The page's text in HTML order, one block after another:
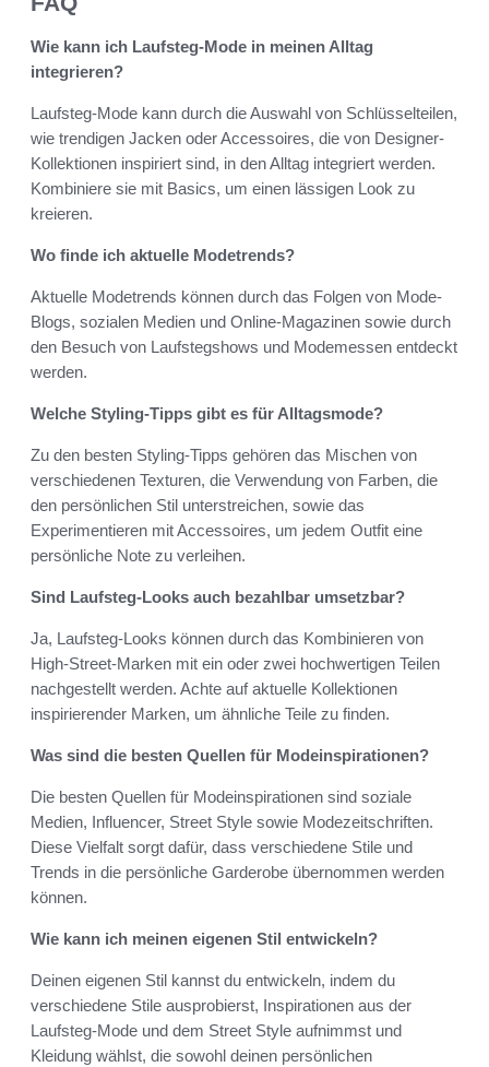
Wie kann ich Laufsteg-Mode in meinen Alltag
integrieren?
Laufsteg-Mode kann durch die Auswahl von Schlüsselteilen,
wie trendigen Jacken oder Accessoires, die von Designer-
Kollektionen inspiriert sind, in den Alltag integriert werden.
Kombiniere sie mit Basics, um einen lässigen Look zu
kreieren.
Wo finde ich aktuelle Modetrends?
Aktuelle Modetrends können durch das Folgen von Mode-
Blogs, sozialen Medien und Online-Magazinen sowie durch
den Besuch von Laufstegshows und Modemessen entdeckt
werden.
Welche Styling-Tipps gibt es für Alltagsmode?
Zu den besten Styling-Tipps gehören das Mischen von
verschiedenen Texturen, die Verwendung von Farben, die
den persönlichen Stil unterstreichen, sowie das
Experimentieren mit Accessoires, um jedem Outfit eine
persönliche Note zu verleihen.
Sind Laufsteg-Looks auch bezahlbar umsetzbar?
Ja, Laufsteg-Looks können durch das Kombinieren von
High-Street-Marken mit ein oder zwei hochwertigen Teilen
nachgestellt werden. Achte auf aktuelle Kollektionen
inspirierender Marken, um ähnliche Teile zu finden.
Was sind die besten Quellen für Modeinspirationen?
Die besten Quellen für Modeinspirationen sind soziale
Medien, Influencer, Street Style sowie Modezeitschriften.
Diese Vielfalt sorgt dafür, dass verschiedene Stile und
Trends in die persönliche Garderobe übernommen werden
können.
Wie kann ich meinen eigenen Stil entwickeln?
Deinen eigenen Stil kannst du entwickeln, indem du
verschiedene Stile ausprobierst, Inspirationen aus der
Laufsteg-Mode und dem Street Style aufnimmst und
Kleidung wählst, die sowohl deinen persönlichen